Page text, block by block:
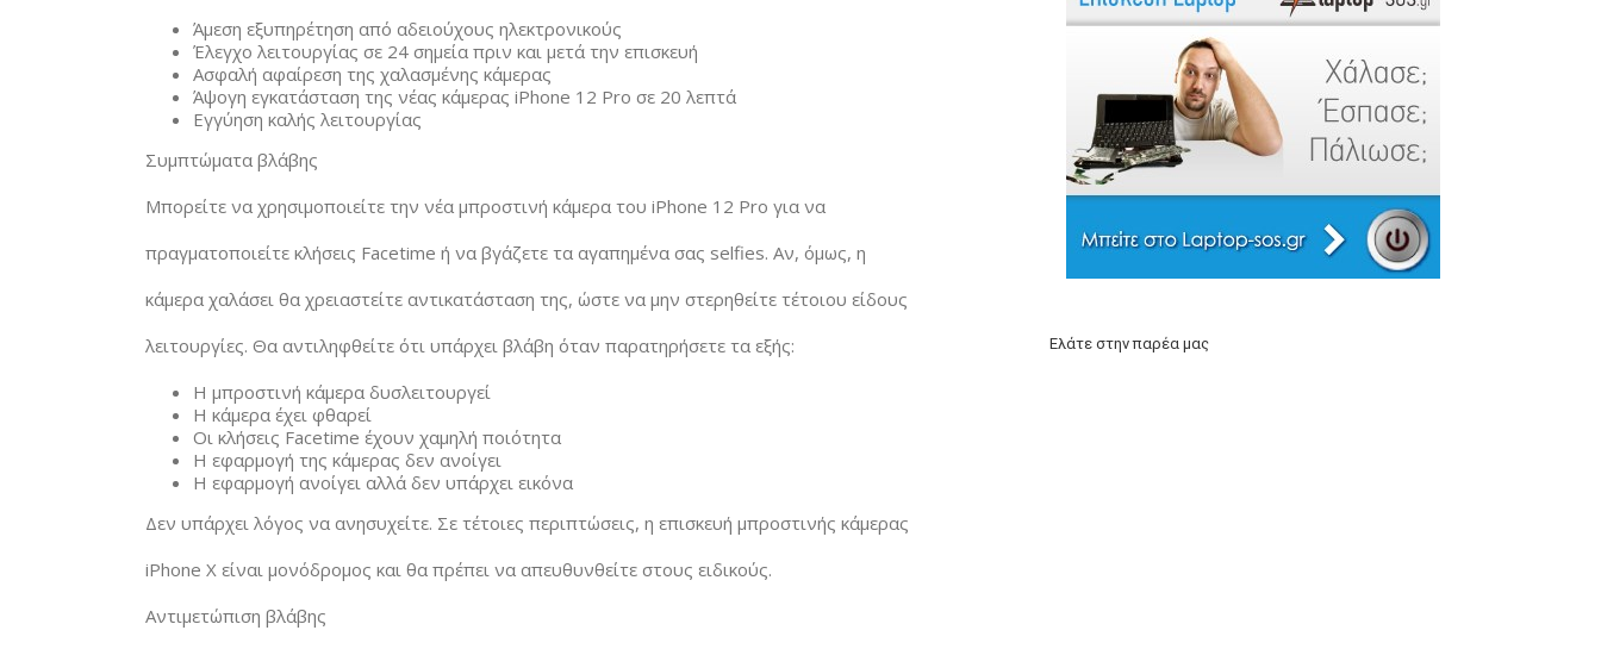
Άμεση εξυπηρέτηση από αδειούχους ηλεκτρονικούς
Έλεγχο λειτουργίας σε 24 σημεία πριν και μετά την επισκευή
Ασφαλή αφαίρεση της χαλασμένης κάμερας
Άψογη εγκατάσταση της νέας κάμερας iPhone 12 Pro σε 20 λεπτά
Εγγύηση καλής λειτουργίας
Συμπτώματα βλάβης
Μπορείτε να χρησιμοποιείτε την νέα μπροστινή κάμερα του iPhone 12 Pro για να
πραγματοποιείτε κλήσεις Facetime ή να βγάζετε τα αγαπημένα σας selfies. Αν, όμως, η
κάμερα χαλάσει θα χρειαστείτε αντικατάσταση της, ώστε να μην στερηθείτε τέτοιου είδους
λειτουργίες. Θα αντιληφθείτε ότι υπάρχει βλάβη όταν παρατηρήσετε τα εξής:
Η μπροστινή κάμερα δυσλειτουργεί
Η κάμερα έχει φθαρεί
Οι κλήσεις Facetime έχουν χαμηλή ποιότητα
Η εφαρμογή της κάμερας δεν ανοίγει
Η εφαρμογή ανοίγει αλλά δεν υπάρχει εικόνα
Δεν υπάρχει λόγος να ανησυχείτε. Σε τέτοιες περιπτώσεις, η επισκευή μπροστινής κάμερας
iPhone X είναι μονόδρομος και θα πρέπει να απευθυνθείτε στους ειδικούς.
Αντιμετώπιση βλάβης
Ελάτε στην παρέα μας